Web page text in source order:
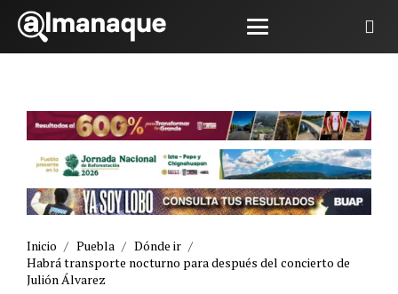
Inicio / Puebla / Dónde ir /
Habrá transporte nocturno para después del concierto de
Julión Álvarez